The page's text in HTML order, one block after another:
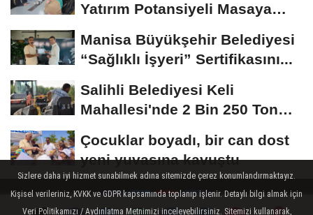
Yatırım Potansiyeli Masaya
Manisa Büyükşehir Belediyesi
“Sağlıklı İşyeri” Sertifikasını...
Salihli Belediyesi Keli
Mahallesi'nde 2 Bin 250 Ton
Çocuklar boyadı, bir can dost
yeni yuvasına kavuştu
Sizlere daha iyi hizmet sunabilmek adına sitemizde çerez konumlandırmaktayız.
Kişisel verileriniz, KVKK ve GDPR kapsamında toplanıp işlenir. Detaylı bilgi almak için
Veri Politikamızı / Aydınlatma Metnimizi inceleyebilirsiniz. Sitemizi kullanarak,